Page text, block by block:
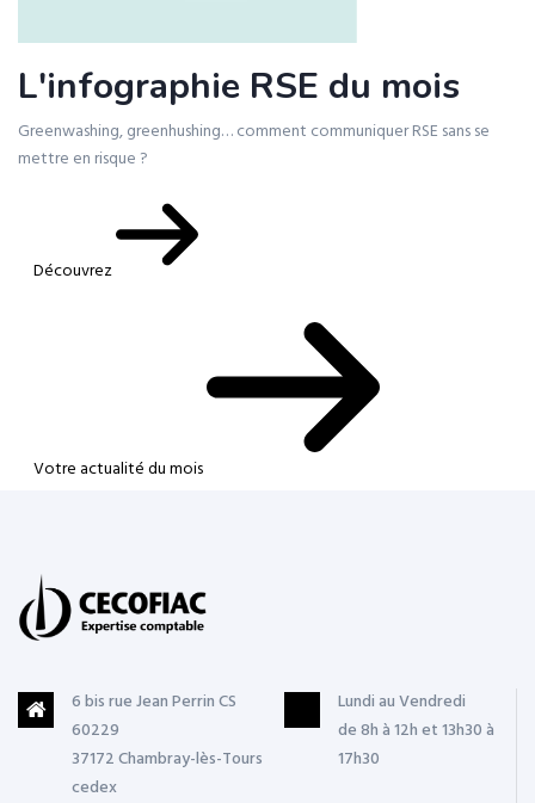
L'infographie RSE du mois
Greenwashing, greenhushing… comment communiquer RSE sans se
mettre en risque ?
Découvrez
Votre actualité du mois
6 bis rue Jean Perrin CS
60229
37172 Chambray-lès-Tours
cedex
Lundi au Vendredi
de 8h à 12h et 13h30 à
17h30